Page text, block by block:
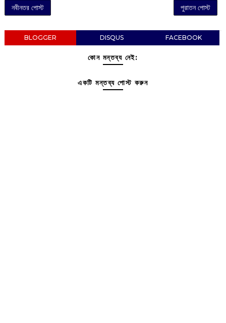
নবীনতর পোস্ট পুরাতন পোস্ট
BLOGGER DISQUS FACEBOOK
কোন মন্তব্য নেই:
একটি মন্তব্য পোস্ট করুন